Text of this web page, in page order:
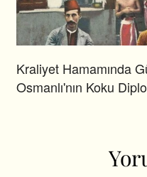
Kraliyet Hamamında
Osmanlı'nın Koku